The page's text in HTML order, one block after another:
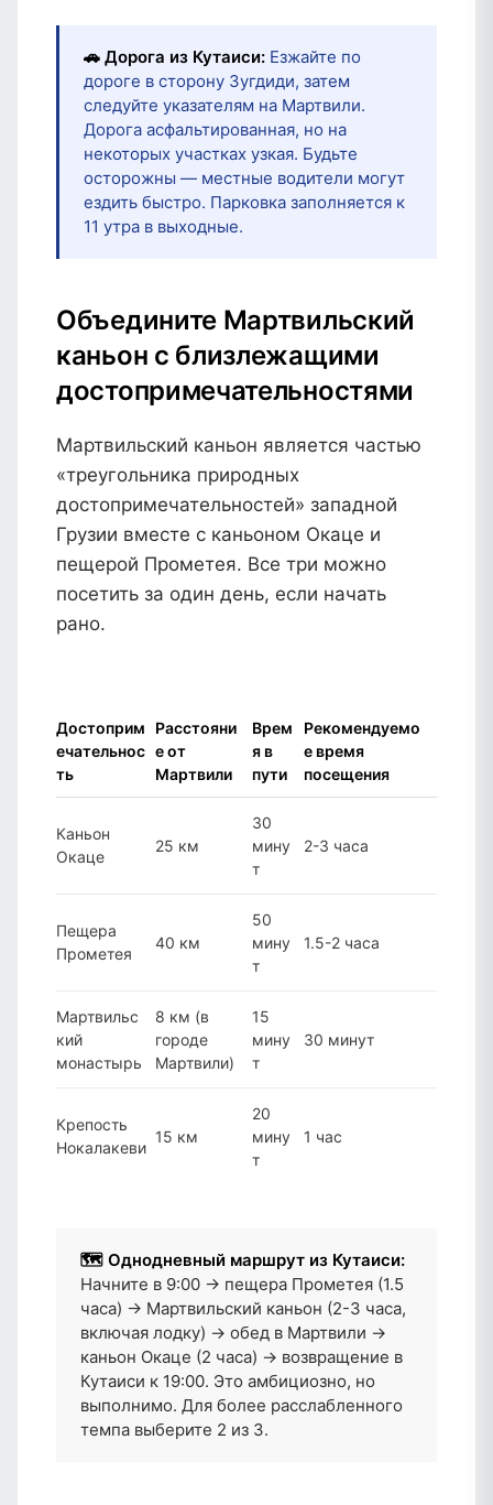
🚗 Дорога из Кутаиси: Езжайте по
дороге в сторону Зугдиди, затем
следуйте указателям на Мартвили.
Дорога асфальтированная, но на
некоторых участках узкая. Будьте
осторожны — местные водители могут
ездить быстро. Парковка заполняется к
11 утра в выходные.
Объедините Мартвильский
каньон с близлежащими
достопримечательностями
Мартвильский каньон является частью
«треугольника природных
достопримечательностей» западной
Грузии вместе с каньоном Окаце и
пещерой Прометея. Все три можно
посетить за один день, если начать
рано.
Достоприм
ечательнос
ть
Расстояни
е от
Мартвили
Врем
я в
пути
Рекомендуемо
е время
посещения
Каньон
Окаце
25 км
30
мину
т
2-3 часа
Пещера
Прометея
40 км
50
мину
т
1.5-2 часа
Мартвильс
кий
монастырь
8 км (в
городе
Мартвили)
15
мину
т
30 минут
Крепость
Нокалакеви
15 км
20
мину
т
1 час
🗺️ Однодневный маршрут из Кутаиси:
Начните в 9:00 → пещера Прометея (1.5
часа) → Мартвильский каньон (2-3 часа,
включая лодку) → обед в Мартвили →
каньон Окаце (2 часа) → возвращение в
Кутаиси к 19:00. Это амбициозно, но
выполнимо. Для более расслабленного
темпа выберите 2 из 3.